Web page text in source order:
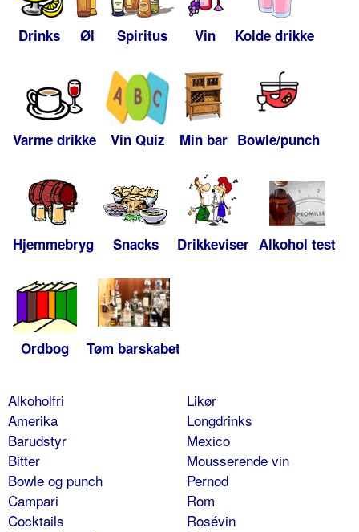
Drinks Øl Spiritus Vin Kolde drikke
Varme drikke Vin Quiz Min bar Bowle/punch
Hjemmebryg Snacks Drikkeviser Alkohol test
Ordbog Tøm barskabet
Alkoholfri
Amerika
Barudstyr
Bitter
Bowle og punch
Campari
Cocktails
Likør
Longdrinks
Mexico
Mousserende vin
Pernod
Rom
Rosévin